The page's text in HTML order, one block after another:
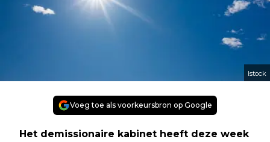
Istock
Voeg toe als voorkeursbron op Google
Het demissionaire kabinet heeft deze week